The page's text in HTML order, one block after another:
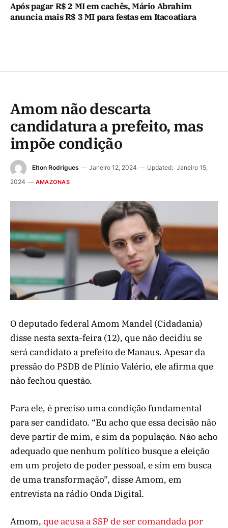
Após pagar R$ 2 MI em cachês, Mário Abrahim
anuncia mais R$ 3 MI para festas em Itacoatiara
Amom não descarta
candidatura a prefeito, mas
impõe condição
Elton Rodrigues Janeiro 12, 2024 Updated: Janeiro 15,
2024
AMAZONAS
O deputado federal Amom Mandel (Cidadania)
disse nesta sexta-feira (12), que não decidiu se
será candidato a prefeito de Manaus. Apesar da
pressão do PSDB de Plínio Valério, ele afirma que
não fechou questão.
Para ele, é preciso uma condição fundamental
para ser candidato. “Eu acho que essa decisão não
deve partir de mim, e sim da população. Não acho
adequado que nenhum político busque a eleição
em um projeto de poder pessoal, e sim em busca
de uma transformação”, disse Amom, em
entrevista na rádio Onda Digital.
Amom, que acusa a SSP de ser comandada por